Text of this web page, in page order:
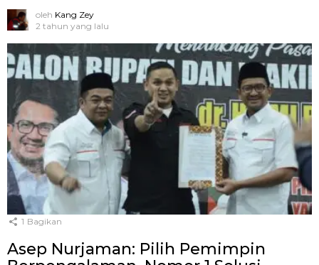
oleh Kang Zey
2 tahun yang lalu
1 Bagikan
Asep Nurjaman: Pilih Pemimpin